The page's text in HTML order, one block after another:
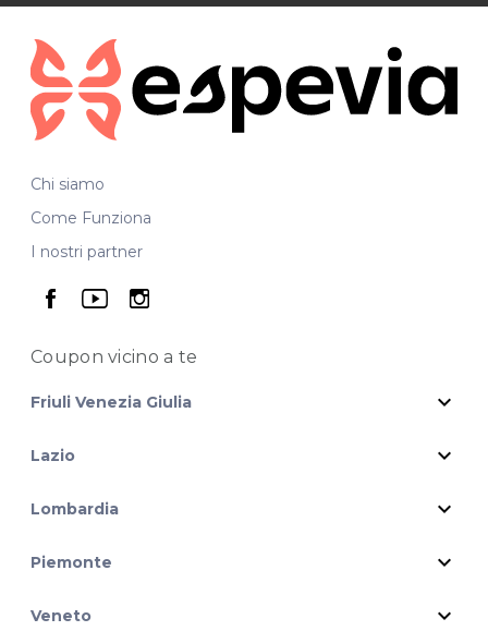
Chi siamo
Come Funziona
I nostri partner
seguici su facebook
seguici su youtube
seguici su instagram
Coupon vicinoa te
Friuli Venezia Giulia expand_more
Lazio expand_more
Lombardia expand_more
Piemonte expand_more
Veneto expand_more